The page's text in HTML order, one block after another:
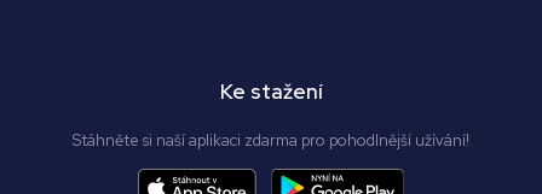
Ke stažení
Stáhněte si naší aplikaci zdarma pro pohodlnější užívání!